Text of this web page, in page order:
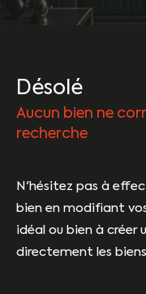
Désolé
Aucun bien ne
recherche
N'hésitez pas à
bien en modifiant
idéal ou bien à créer
directement les